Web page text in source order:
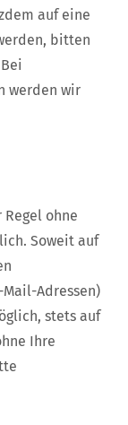
auf eine
bitten
werden wir
ohne
Soweit auf
Adressen)
stets auf
Ihre